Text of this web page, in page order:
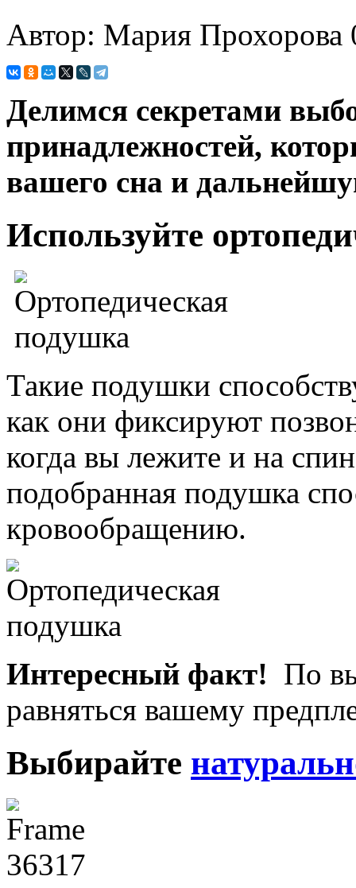
Автор: Мария Прохорова
Делимся секретами
принадлежностей,
вашего сна и
Используйте
Такие подушки
как они фиксируют
когда вы лежите и на
подобранная подушка
кровообращению.
Интересный факт! По
равняться вашему
Выбирайте